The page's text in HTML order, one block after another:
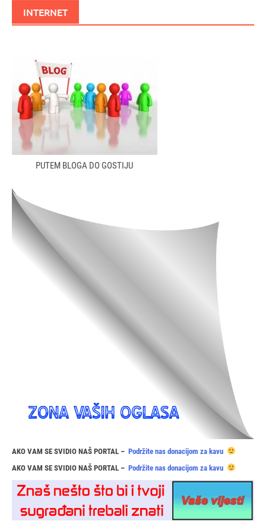
INTERNET
PUTEM BLOGA DO GOSTIJU
AKO VAM SE SVIDIO NAŠ PORTAL – Podržite nas donacijom za kavu
AKO VAM SE SVIDIO NAŠ PORTAL – Podržite nas donacijom za kavu